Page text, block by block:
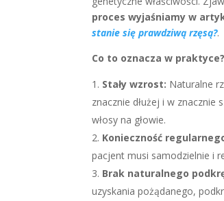
proces wyjaśniamy w
stanie się prawdziwą rzęsą?.
Co to oznacza w praktyce?
Stały wzrost: Naturalne
znacznie dłużej i w znacznie
włosy na głowie.
Konieczność
pacjent musi samodzielnie i
Brak naturalnego
uzyskania pożądanego,